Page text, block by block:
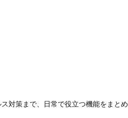
対策まで、日常で役立つ機能をまと